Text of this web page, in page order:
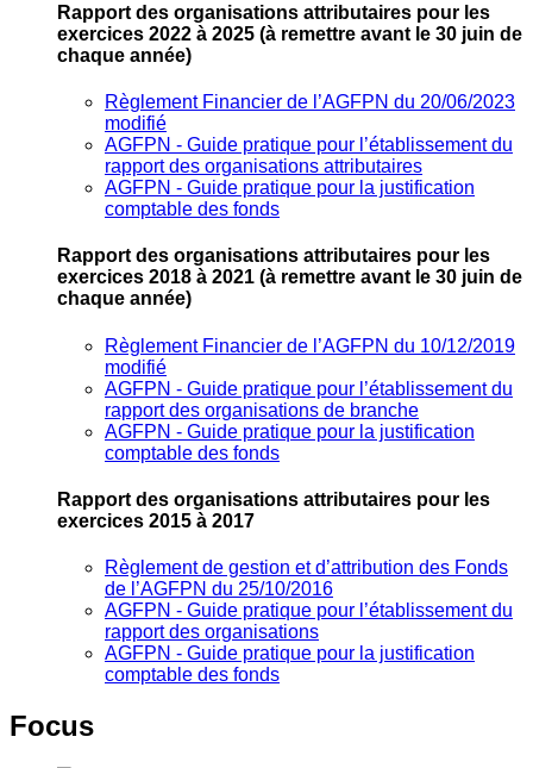
Rapport des organisations attributaires pour les
exercices 2022 à 2025 (à remettre avant le 30 juin de
chaque année)
Règlement Financier de l’AGFPN du 20/06/2023
modifié
AGFPN ‐ Guide pratique pour l’établissement du
rapport des organisations attributaires
AGFPN ‐ Guide pratique pour la justification
comptable des fonds
Rapport des organisations attributaires pour les
exercices 2018 à 2021 (à remettre avant le 30 juin de
chaque année)
Règlement Financier de l’AGFPN du 10/12/2019
modifié
AGFPN ‐ Guide pratique pour l’établissement du
rapport des organisations de branche
AGFPN ‐ Guide pratique pour la justification
comptable des fonds
Rapport des organisations attributaires pour les
exercices 2015 à 2017
Règlement de gestion et d’attribution des Fonds
de l’AGFPN du 25/10/2016
AGFPN ‐ Guide pratique pour l’établissement du
rapport des organisations
AGFPN ‐ Guide pratique pour la justification
comptable des fonds
Focus